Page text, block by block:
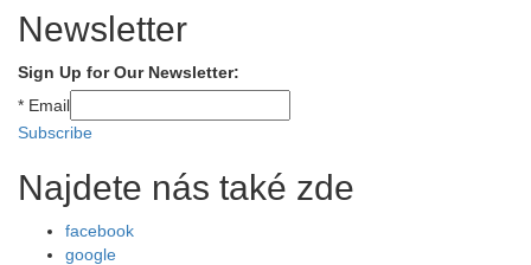
Newsletter
Sign Up for Our Newsletter:
* Email
Subscribe
Najdete nás také zde
facebook
google